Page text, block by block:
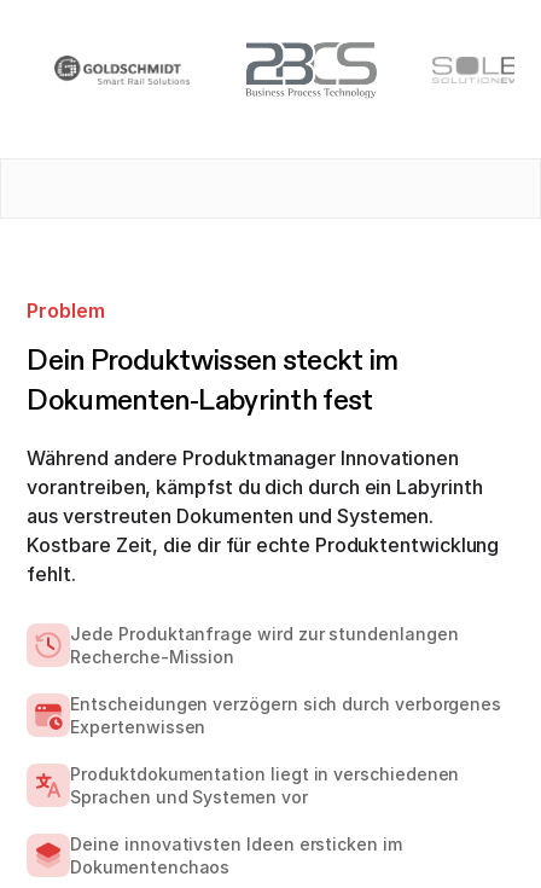
Problem
Dein Produktwissen steckt im
Dokumenten-Labyrinth fest
Während andere Produktmanager Innovationen
vorantreiben, kämpfst du dich durch ein Labyrinth
aus verstreuten Dokumenten und Systemen.
Kostbare Zeit, die dir für echte Produktentwicklung
fehlt.
Jede Produktanfrage wird zur stundenlangen
Recherche-Mission
Entscheidungen verzögern sich durch verborgenes
Expertenwissen
Produktdokumentation liegt in verschiedenen
Sprachen und Systemen vor
Deine innovativsten Ideen ersticken im
Dokumentenchaos